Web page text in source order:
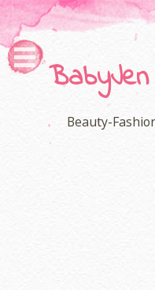
Beauty-